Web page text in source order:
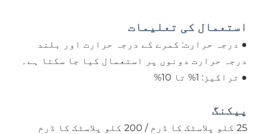
استعمال کی تعلیمات
● درجہ حرارت: کمرے کے درجہ حرارت اور بلند
درجہ حرارت دونوں پر استعمال کیا جا سکتا ہے۔
● تراکیز: 1% تا 10%
پیکنگ
25 کلو پلاسٹک کا ڈرم / 200 کلو پلاسٹک کا ڈرم